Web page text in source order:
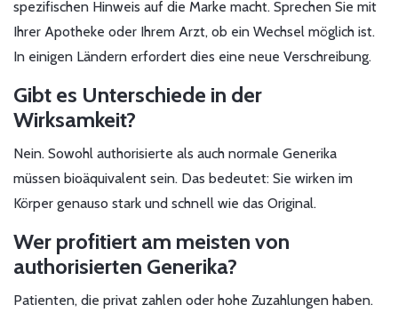
spezifischen Hinweis auf die Marke macht. Sprechen Sie mit
Ihrer Apotheke oder Ihrem Arzt, ob ein Wechsel möglich ist.
In einigen Ländern erfordert dies eine neue Verschreibung.
Gibt es Unterschiede in der
Wirksamkeit?
Nein. Sowohl authorisierte als auch normale Generika
müssen bioäquivalent sein. Das bedeutet: Sie wirken im
Körper genauso stark und schnell wie das Original.
Wer profitiert am meisten von
authorisierten Generika?
Patienten, die privat zahlen oder hohe Zuzahlungen haben.